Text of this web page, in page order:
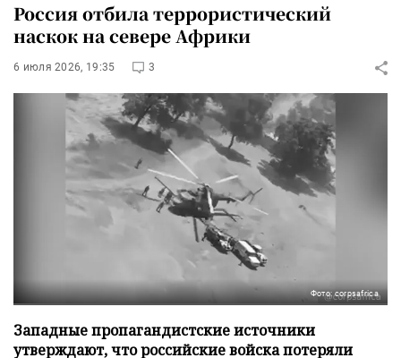
Россия отбила террористический
наскок на севере Африки
6 июля 2026, 19:35 3
Фото: corpsafrica
Западные пропагандистские источники
утверждают, что российские войска потеряли